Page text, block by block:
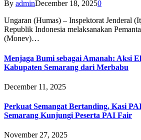
By adminDecember 18, 20250
Ungaran (Humas) – Inspektorat Jenderal
Republik Indonesia melaksanakan
(Monev)…
Menjaga Bumi sebagai Amanah: Aksi
Kabupaten Semarang dari Merbabu
December 11, 2025
Perkuat Semangat Bertanding, Kasi
Semarang Kunjungi Peserta PAI Fair
November 27, 2025